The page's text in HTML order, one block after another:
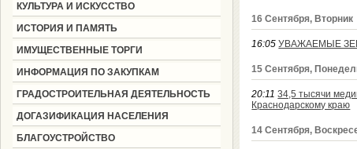
КУЛЬТУРА И ИСКУССТВО
ИСТОРИЯ И ПАМЯТЬ
ИМУЩЕСТВЕННЫЕ ТОРГИ
ИНФОРМАЦИЯ ПО ЗАКУПКАМ
ГРАДОСТРОИТЕЛЬНАЯ ДЕЯТЕЛЬНОСТЬ
ДОГАЗИФИКАЦИЯ НАСЕЛЕНИЯ
БЛАГОУСТРОЙСТВО
16 Сентября, Вторник
16:05 УВАЖАЕМЫЕ
15 Сентября,
20:11 34,5 тысячи
Краснодарскому краю
14 Сентября,